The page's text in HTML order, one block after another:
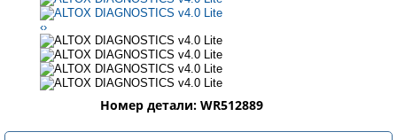
‹›
Номер детали: WR512889